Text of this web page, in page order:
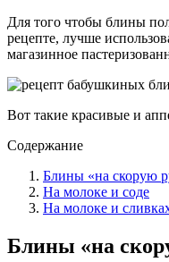
Для того чтобы блины
рецепте, лучше
магазинное
Вот такие красивые и
Содержание
Блины «на скорую
На молоке и соде
На молоке и
Блины «на